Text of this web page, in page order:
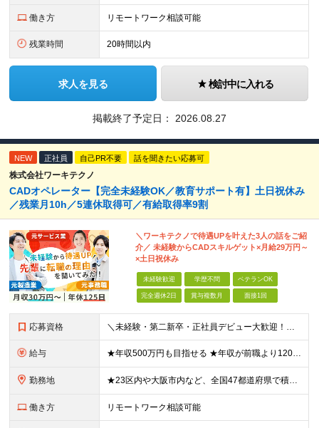
働き方 リモートワーク相談可能
残業時間 20時間以内
求人を見る 検討中に入れる
掲載終了予定日： 2026.08.27
NEW 正社員 自己PR不要 話を聞きたい応募可
株式会社ワーキテクノ
CADオペレーター【完全未経験OK／教育サポート有】土日祝休み
／残業月10h／5連休取得可／有給取得率9割
＼ワーキテクノで待遇UPを叶えた3人の話をご紹
介／ 未経験からCADスキルゲット×月給29万円～
×土日祝休み
未経験歓迎 学歴不問 ベテランOK
完全週休2日 賞与複数月 面接1回
応募資格 ＼未経験・第二新卒・正社員デビュー大歓迎！／ ☆アパレルや飲食、ビルメンテ、職人、モデルなど、異業種出身の社員が多数活躍中です！ ■20～30代の若手中心に活躍中！ ■人物重視の採用 ■転職回数不問
給与 ★年収500万円も目指せる ★年収が前職より120万円アップした実績あり ★前職の給与を最大限に考慮します！ 【経験者】 ■月給35万円～80万円＋各種手当＋賞与年2回 【未経験者/首都圏】 ■月
勤務地 ★23区内や大阪市内など、全国47都道府県で積極採用中！ ★直行直帰OK◎ ★U・Iターン歓迎 ★会社都合の転勤なし！ ご家族の転勤などに合わせた勤務先の変更はOK◎ ★大阪・東京・名古屋・福岡への引
働き方 リモートワーク相談可能